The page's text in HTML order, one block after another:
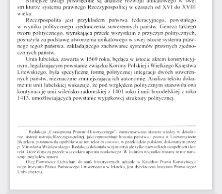
strukturze  systemu  prawnego  Rzeczypospolitej  w  czasach  od  XVI  do  XVIII
wieku.
Rzeczpospolita   jest    przykładem    państwa    federacyjnego,    powstałego
w  wyniku  politycznego  zjednoczenia  suwerennych  państw.  Geneza  takiego
tworu  politycznego,  wynikająca  przede  wszystkim  z  przyczyn  politycznych,
posłużyła  za podstawę  utworzenia  unikatowego  w  swej  istocie  systemu  praw­
nego  tegoż  państwa,  zakładającego  zachowanie  systemów  prawnych  zjedno­
czonych  państw.
Unia  lubelska,  zawarta  w  1569 roku,  będąca  w  istocie  aktem  konstytucyj­
nym,  legalizującym  powstanie  związku  Korony  Polskiej  i Wielkiego  Księstwa
Litewskiego,  była  specyficzną  formą  politycznej  integracji  dwóch  suweren­
nych  państw,  nieznacznie  zmniejszającą  ich  autonomię.  Analiza  tekstu  doku­
mentu  unii  lubelskiej  wskazuje,  że  pod  względem  politycznym  stanowiła  ona
kontynuację  unii  wileńsko-radomskiej  z  1401  roku  i unii  horodelskiej  z  roku
1413, umożliwiających  powstanie  wyjątkowej  struktury  politycznej.
*  Redakcja  „Czasopisma  Prawno-Historycznego”,  zainteresowana  stanem  wiedzy  w  dziedzi­
nie  historii  ustroju  Rzeczypospolitej, jaki  reprezentuje  historia  państwa  i prawa  w  Uniwersytecie
Irkuckim,  postanowiła  opublikować  ten  tekst
  in extenso,
w przekładzie  polskim,  dokonanym  przez
p. Mirosława  Wiśniewskiego.  Redakcja  dokonała  w tym artykule tylko niewielkich  uzupełnień  i ko­
rekt, które dotyczą przede wszystkim  aparatu  naukowego. W żadnym  wypadku  zmiany  te  nie  naru­
szają  poglądów  autora.
Oleg  Piotrowicz  Lichichan,  dr  nauk  historycznych,  adiunkt  w  Katedrze  Prawa  Konstytucyj­
nego  Instytutu  Prawa  Państwowego  Uniwersytetu  w  Irkucku, jest  dyrektorem  Instytutu  Prawa  tegoż
Uniwersytetu.